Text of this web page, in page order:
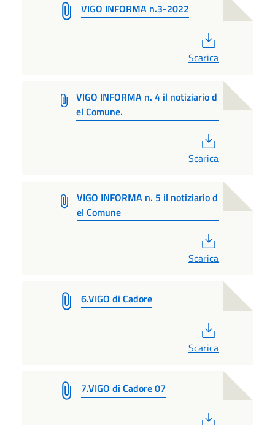
VIGO INFORMA n.3-2022
Scarica
VIGO INFORMA n. 4 il notiziario d
el Comune.
Scarica
VIGO INFORMA n. 5 il notiziario d
el Comune
Scarica
6.VIGO di Cadore
Scarica
7.VIGO di Cadore 07